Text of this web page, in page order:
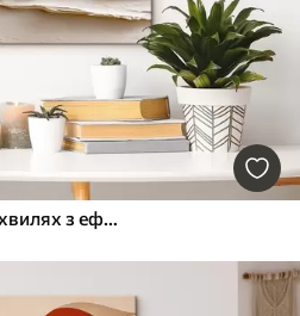
Вітрильник на спокійних хвилях з ефектом рельєфу